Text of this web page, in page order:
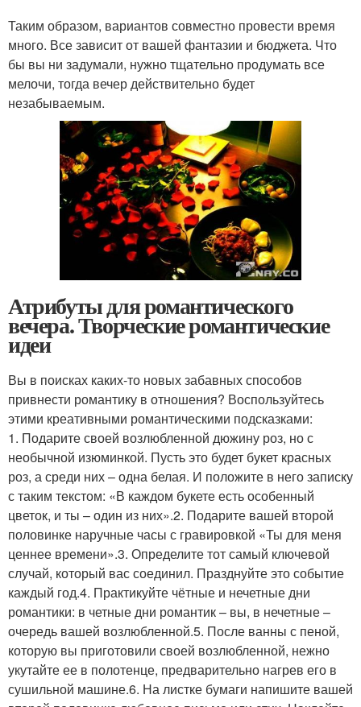
Таким образом, вариантов совместно провести время
много. Все зависит от вашей фантазии и бюджета. Что
бы вы ни задумали, нужно тщательно продумать все
мелочи, тогда вечер действительно будет
незабываемым.
Атрибуты для романтического
вечера. Творческие романтические
идеи
Вы в поисках каких-то новых забавных способов
привнести романтику в отношения? Воспользуйтесь
этими креативными романтическими подсказками:
1. Подарите своей возлюбленной дюжину роз, но с
необычной изюминкой. Пусть это будет букет красных
роз, а среди них – одна белая. И положите в него записку
с таким текстом: «В каждом букете есть особенный
цветок, и ты – один из них».2. Подарите вашей второй
половинке наручные часы с гравировкой «Ты для меня
ценнее времени».3. Определите тот самый ключевой
случай, который вас соединил. Празднуйте это событие
каждый год.4. Практикуйте чётные и нечетные дни
романтики: в четные дни романтик – вы, в нечетные –
очередь вашей возлюбленной.5. После ванны с пеной,
которую вы приготовили своей возлюбленной, нежно
укутайте ее в полотенце, предварительно нагрев его в
сушильной машине.6. На листке бумаги напишите вашей